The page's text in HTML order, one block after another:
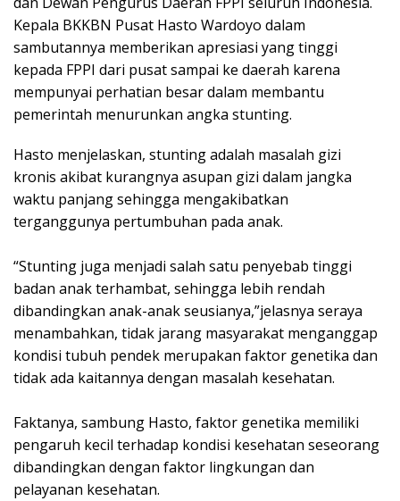
Kepala BKKBN Pusat Hasto Wardoyo dalam
sambutannya memberikan apresiasi yang tinggi
kepada FPPI dari pusat sampai ke daerah karena
mempunyai perhatian besar dalam membantu
pemerintah menurunkan angka stunting.
Hasto menjelaskan, stunting adalah masalah gizi
kronis akibat kurangnya asupan gizi dalam jangka
waktu panjang sehingga mengakibatkan
terganggunya pertumbuhan pada anak.
“Stunting juga menjadi salah satu penyebab tinggi
badan anak terhambat, sehingga lebih rendah
dibandingkan anak-anak seusianya,”jelasnya seraya
menambahkan, tidak jarang masyarakat menganggap
kondisi tubuh pendek merupakan faktor genetika dan
tidak ada kaitannya dengan masalah kesehatan.
Faktanya, sambung Hasto, faktor genetika memiliki
pengaruh kecil terhadap kondisi kesehatan seseorang
dibandingkan dengan faktor lingkungan dan
pelayanan kesehatan.